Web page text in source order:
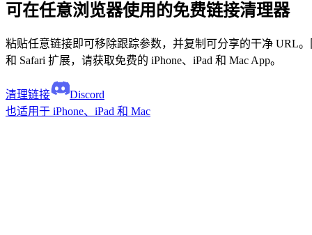
可在任意浏览器使用的免费链接清理器
粘贴任意链接即可移除跟踪参数，并复制可分享的干净 URL。
和 Safari 扩展，请获取免费的 iPhone、iPad 和 Mac App。
清理链接
Discord
也适用于 iPhone、iPad 和 Mac